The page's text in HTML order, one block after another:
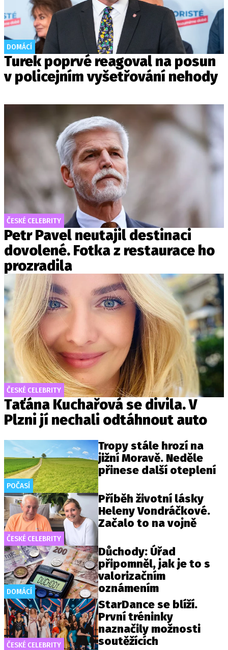
DOMÁCÍ
Turek poprvé reagoval na posun
v policejním vyšetřování nehody
ČESKÉ CELEBRITY
Petr Pavel neutajil destinaci
dovolené. Fotka z restaurace ho
prozradila
ČESKÉ CELEBRITY
Taťána Kuchařová se divila. V
Plzni jí nechali odtáhnout auto
POČASÍ
Tropy stále hrozí na
jižní Moravě. Neděle
přinese další oteplení
ČESKÉ CELEBRITY
Příběh životní lásky
Heleny Vondráčkové.
Začalo to na vojně
DOMÁCÍ
Důchody: Úřad
připomněl, jak je to s
valorizačním
oznámením
ČESKÉ CELEBRITY
StarDance se blíží.
První tréninky
naznačily možnosti
soutěžících